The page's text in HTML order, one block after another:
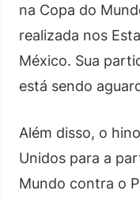
na Copa do
realizada nos
México. Sua
está sendo
Além disso, o
Unidos para a
Mundo contra o